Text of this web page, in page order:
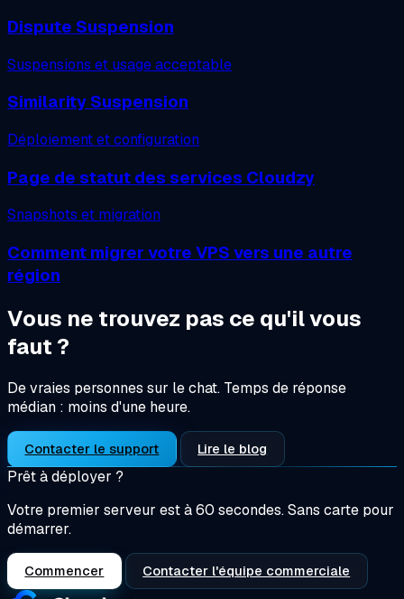
Dispute Suspension
Suspensions et usage acceptable
Similarity Suspension
Déploiement et configuration
Page de statut des services Cloudzy
Snapshots et migration
Comment migrer votre VPS vers une autre
région
Vous ne trouvez pas ce qu'il vous
faut ?
De vraies personnes sur le chat. Temps de réponse
médian : moins d'une heure.
Contacter le support Lire le blog
Prêt à déployer ?
Votre premier serveur est à 60 secondes. Sans carte pour
démarrer.
Commencer Contacter l'équipe commerciale